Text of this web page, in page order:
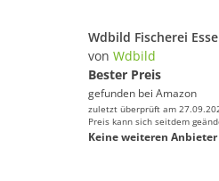
von Wdbild
Bester Preis
gefunden bei Amazon
zuletzt überprüft am
Preis kann sich seitdem
Keine weiteren Anbieter